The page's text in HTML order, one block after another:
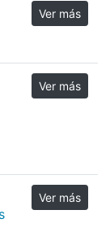
Ver más
Ver más
Ver más